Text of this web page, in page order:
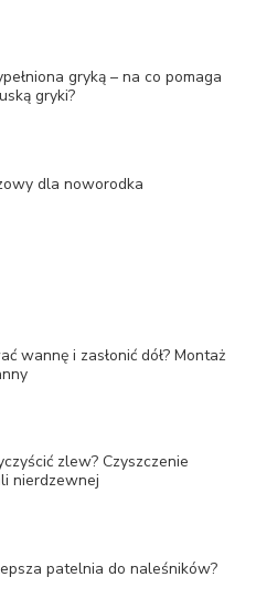
gryką – na co pomaga
gryki?
dla noworodka
wannę i zasłonić dół? Montaż
zlew? Czyszczenie
nierdzewnej
patelnia do naleśników?